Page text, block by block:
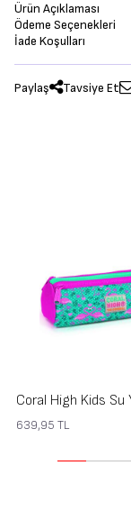
Ürün Açıklaması
Ödeme Seçenekleri
İade Koşulları
Paylaş Tavsiye Et
639,95 TL